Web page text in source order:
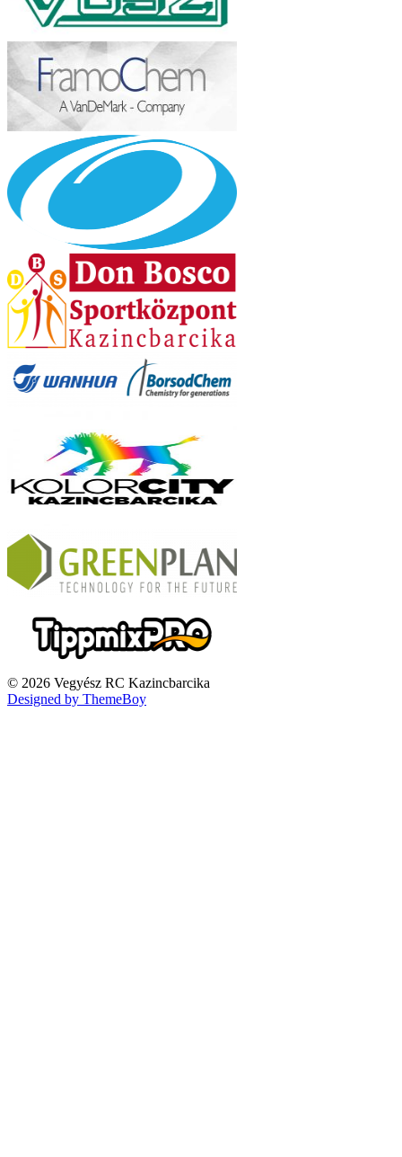
© 2026 Vegyész RC Kazincbarcika
Designed by ThemeBoy